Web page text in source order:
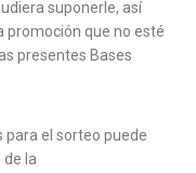
suponerle, así
promoción que no esté
presentes Bases
para el sorteo puede
la